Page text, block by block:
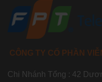
CÔNG TY CỔ PHẦN
Chi Nhánh Tổng : 42